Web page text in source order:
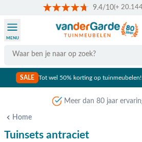
9.4/10(+
Search
MENU
SALE Tot wel 50% korting op tuinmeubelen!
Meer dan 80 jaar ervaring
Home
Tuinsets antraciet